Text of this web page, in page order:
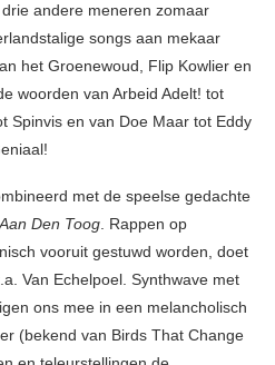
andere meneren zomaar
songs aan mekaar
het Groenewoud, Flip Kowlier en
woorden van Arbeid Adelt! tot
Spinvis en van Doe Maar tot Eddy
met de speelse gedachte
Den Toog . Rappen op
vooruit gestuwd worden, doet
Van Echelpoel. Synthwave met
ons mee in een melancholisch
(bekend van Birds That Change